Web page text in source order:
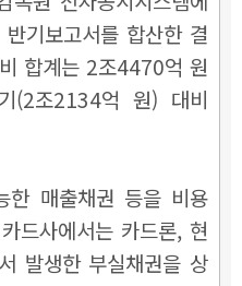
기보고서를 합산한 결
합계는 2조4470억 원
(2조2134억 원) 대비
한 매출채권 등을 비용
드사에서는 카드론, 현
발생한 부실채권을 상